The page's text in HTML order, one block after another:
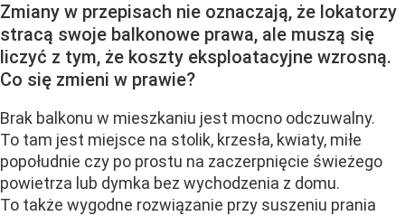
Zmiany w przepisach nie oznaczają, że lokatorzy
stracą swoje balkonowe prawa, ale muszą się
liczyć z tym, że koszty eksploatacyjne wzrosną.
Co się zmieni w prawie?
Brak balkonu w mieszkaniu jest mocno odczuwalny.
To tam jest miejsce na stolik, krzesła, kwiaty, miłe
popołudnie czy po prostu na zaczerpnięcie świeżego
powietrza lub dymka bez wychodzenia z domu.
To także wygodne rozwiązanie przy suszeniu prania